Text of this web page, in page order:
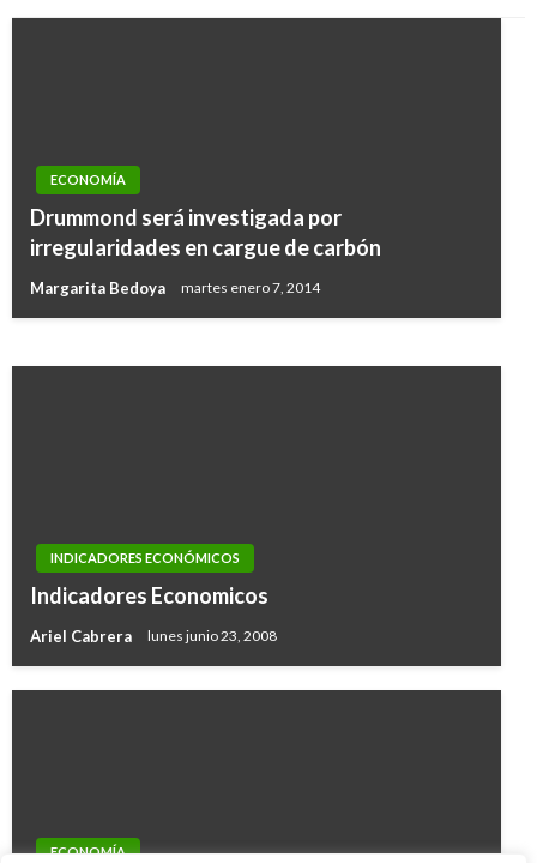
ECONOMÍA
Drummond será investigada por
irregularidades en cargue de carbón
Margarita Bedoya martes enero 7, 2014
ECONOMÍA
Campaña ‘Compra lo nuestro’, promueve
productos nacionales y crecimiento de
INDICADORES ECONÓMICOS
Indicadores Economicos
Ariel Cabrera lunes junio 23, 2008
ECONOMÍA